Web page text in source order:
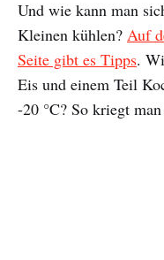
Und wie kann man
Kleinen kühlen? Auf
Seite gibt es Tipps.
Eis und einem Teil
-20 °C? So kriegt